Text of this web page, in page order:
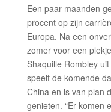
Een paar maanden
procent op zijn
Europa. Na een
zomer voor een
Shaquille Rombley
speelt de komende
China en is van plan
genieten. “Er komen